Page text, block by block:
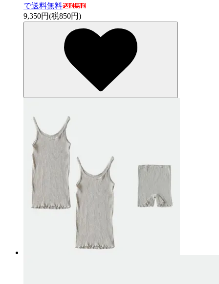
で送料無料
9,350円(税850円)